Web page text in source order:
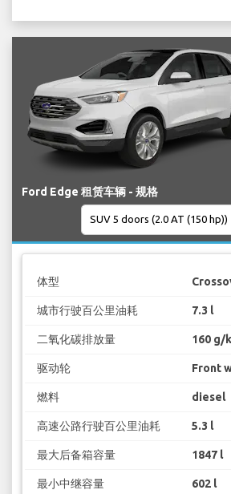
Ford Edge 租赁车辆 - 规格
体型
城市行驶百公里油耗 7.3 l
二氧化碳排放量 160 g/
驱动轮 Front
燃料 diesel
高速公路行驶百公里油耗 5.3 l
最大后备箱容量 1847 l
最小中继容量 602 l